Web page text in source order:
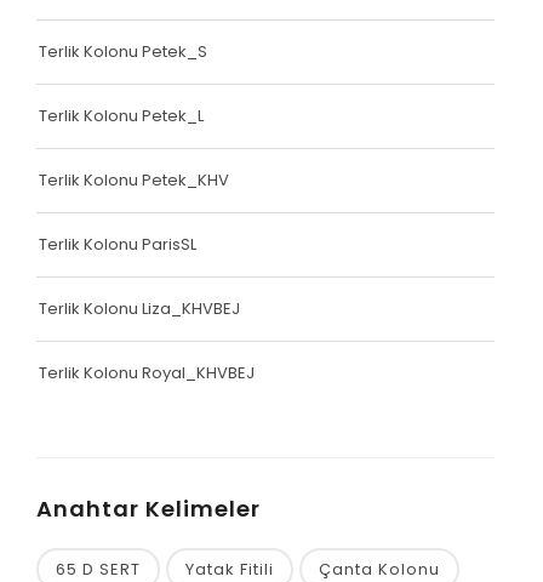
Terlik Kolonu Petek_S
Terlik Kolonu Petek_L
Terlik Kolonu Petek_KHV
Terlik Kolonu ParisSL
Terlik Kolonu Liza_KHVBEJ
Terlik Kolonu Royal_KHVBEJ
Anahtar Kelimeler
65 D SERT Yatak Fitili Çanta Kolonu